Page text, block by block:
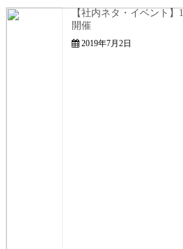
【社内ネタ・イベント】
開催
2019年7月2日